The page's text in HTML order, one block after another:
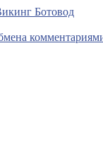
Ботовод